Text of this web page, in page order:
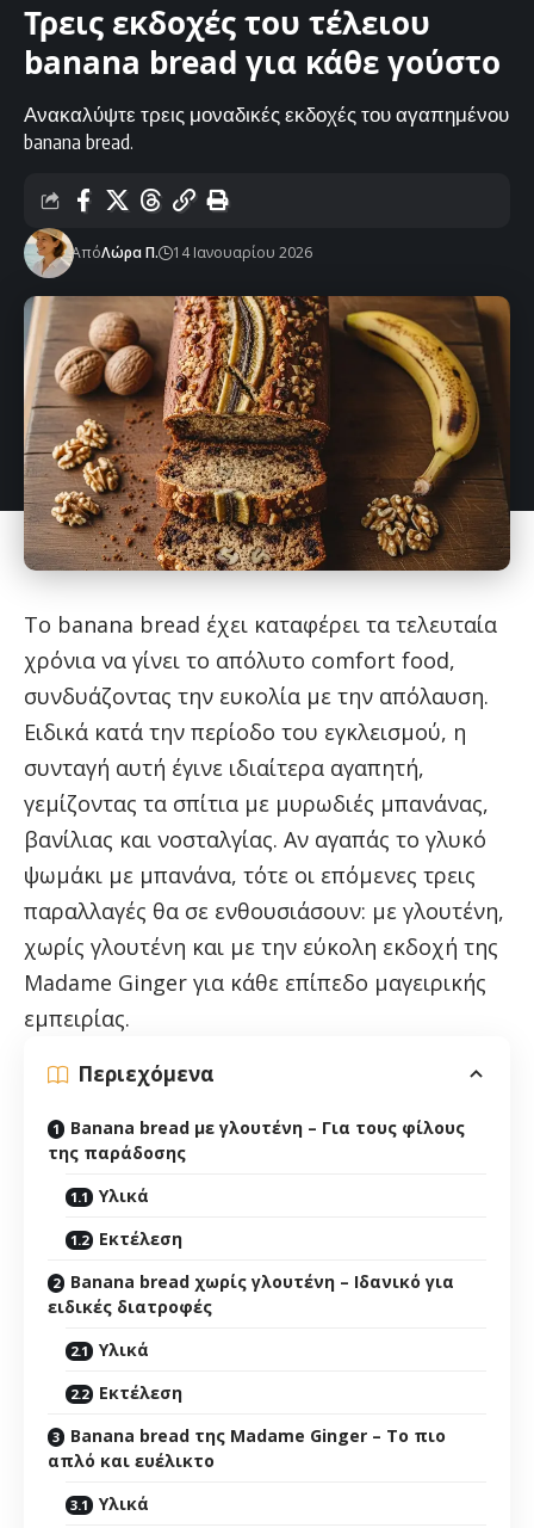
Τρεις εκδοχές του τέλειου
banana bread για κάθε γούστο
Ανακαλύψτε τρεις μοναδικές εκδοχές του αγαπημένου
banana bread.
ΑπόΛώρα Π. 14 Ιανουαρίου 2026
Το banana bread έχει καταφέρει τα τελευταία
χρόνια να γίνει το απόλυτο comfort food,
συνδυάζοντας την ευκολία με την απόλαυση.
Ειδικά κατά την περίοδο του εγκλεισμού, η
συνταγή αυτή έγινε ιδιαίτερα αγαπητή,
γεμίζοντας τα σπίτια με μυρωδιές μπανάνας,
βανίλιας και νοσταλγίας. Αν αγαπάς το γλυκό
ψωμάκι με μπανάνα, τότε οι επόμενες τρεις
παραλλαγές θα σε ενθουσιάσουν: με γλουτένη,
χωρίς γλουτένη και με την εύκολη εκδοχή της
Madame Ginger για κάθε επίπεδο μαγειρικής
εμπειρίας.
Περιεχόμενα
Banana bread με γλουτένη – Για τους φίλους
της παράδοσης
Υλικά
Εκτέλεση
Banana bread χωρίς γλουτένη – Ιδανικό για
ειδικές διατροφές
Υλικά
Εκτέλεση
Banana bread της Madame Ginger – Το πιο
απλό και ευέλικτο
Υλικά